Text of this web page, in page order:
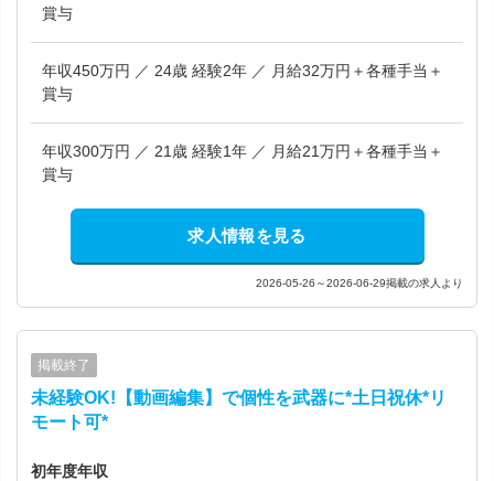
賞与
年収450万円 ／ 24歳 経験2年 ／ 月給32万円＋各種手当＋
賞与
年収300万円 ／ 21歳 経験1年 ／ 月給21万円＋各種手当＋
賞与
求人情報を見る
2026-05-26～2026-06-29掲載の求人より
掲載終了
未経験OK!【動画編集】で個性を武器に*土日祝休*リ
モート可*
初年度年収